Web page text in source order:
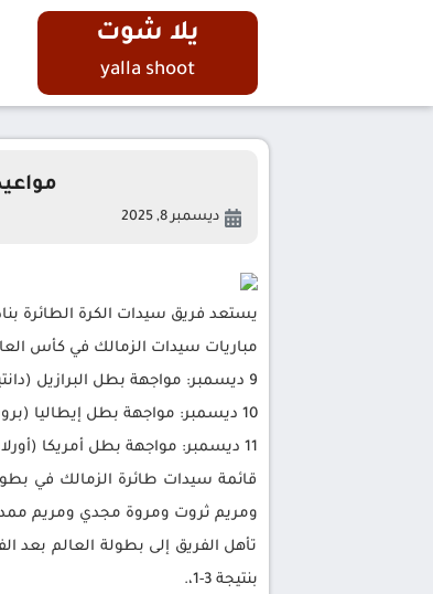
يلا شوت
yalla shoot
ديسمبر 8, 2025
يستعد فريق سيدات الكرة الطائرة بنادي
مباريات سيدات الزمالك في كأس
9 ديسمبر: مواجهة بطل البرازيل (دانتيل برايا كلوب) في الثامنة مساءً،
10 ديسمبر: مواجهة بطل إيطاليا (بروسيكو الإيطالي) في الثالثة صباحًا،
11 ديسمبر: مواجهة بطل أمريكا (أورلاندو الأمريكي) في الثامنة مساءً،
قائمة سيدات طائرة الزمالك في
ومريم ثروت ومروة مجدي ومريم
تأهل الفريق إلى بطولة العالم بعد
بنتيجة 3-1،.